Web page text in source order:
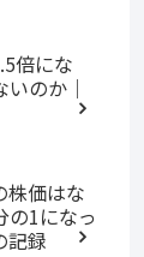
倍にな
のか｜
株価はな
の1になっ
記録